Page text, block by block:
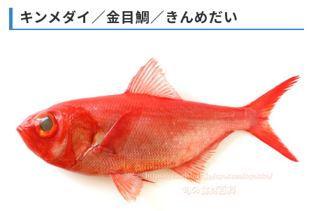
キンメダイ／金目鯛／きんめだい